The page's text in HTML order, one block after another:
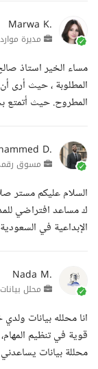
Marwa K.
مديرة
مساء الخير استاذ
المطلوبة ، حيث أرى
المطروح. حيث أتمتع
D.
مسوق
السلام عليكم مستر
ك مساعد افتراضي
الإبداعية في
Nada M.
محلل بيانات
قوية في تنظيم
محللة بيانات